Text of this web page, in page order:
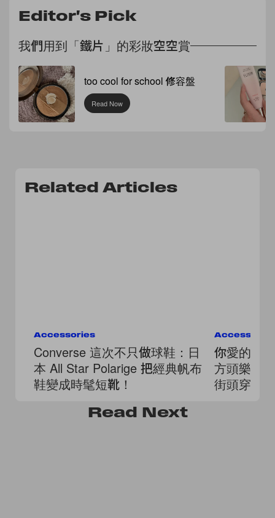
Editor's Pick
我們用到「鐵片」的彩妝空空賞
too cool for school 修容盤
Read Now
Related Articles
Accessories
Converse 這次不只做球鞋：日
本 All Star Polarige 把經典帆布
鞋變成時髦短靴！
你愛的樣
方頭樂福
街頭穿搭
Read Next